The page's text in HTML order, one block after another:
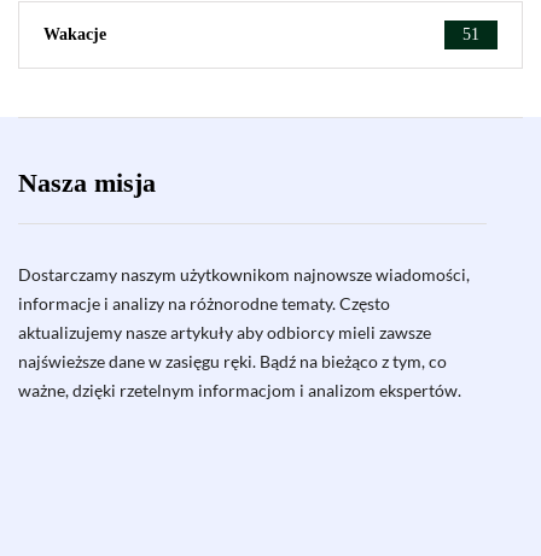
Wakacje 51
Nasza misja
Dostarczamy naszym użytkownikom najnowsze wiadomości,
informacje i analizy na różnorodne tematy. Często
aktualizujemy nasze artykuły aby odbiorcy mieli zawsze
najświeższe dane w zasięgu ręki. Bądź na bieżąco z tym, co
ważne, dzięki rzetelnym informacjom i analizom ekspertów.